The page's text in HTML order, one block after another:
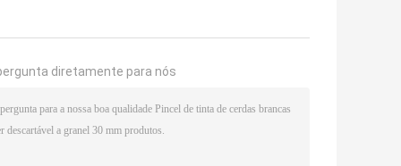
diretamente para nós